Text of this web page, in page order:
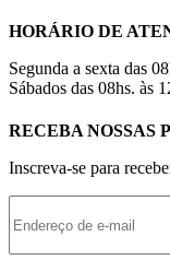
HORÁRIO DE
Segunda a sexta das
Sábados das 08hs. às
RECEBA NOSSAS
Inscreva-se para